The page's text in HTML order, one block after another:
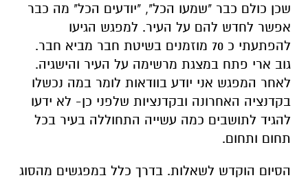
שכן כולם כבר "שמעו הכל", "יודעים הכל" מה כבר
אפשר לחדש להם על העיר. למפגש הגיעו
להפתעתי כ 70 מוזמנים בשיטת חבר מביא חבר.
גוב ארי פתח במצגת מרשימה על העיר והישגיה.
לאחר המפגש אני יודע בוודאות לומר במה נכשלו
בקדנציה האחרונה ובקדנציות שלפני כן- לא ידעו
להגיד לתושבים כמה עשייה התחוללה בעיר בכל
תחום ותחום.
הסיום הוקדש לשאלות. בדרך כלל במפגשים מהסוג